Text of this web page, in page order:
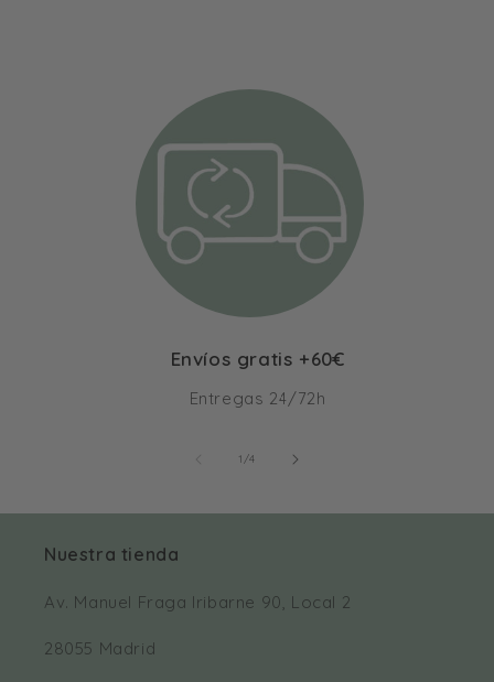
Envíos gratis +60€
Entregas 24/72h
1 /de4
Nuestra tienda
Av. Manuel Fraga Iribarne 90, Local 2
28055 Madrid